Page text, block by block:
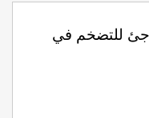
مفاجئ للتضخم في